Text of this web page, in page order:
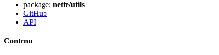
package: nette/utils
GitHub
API
Contenu